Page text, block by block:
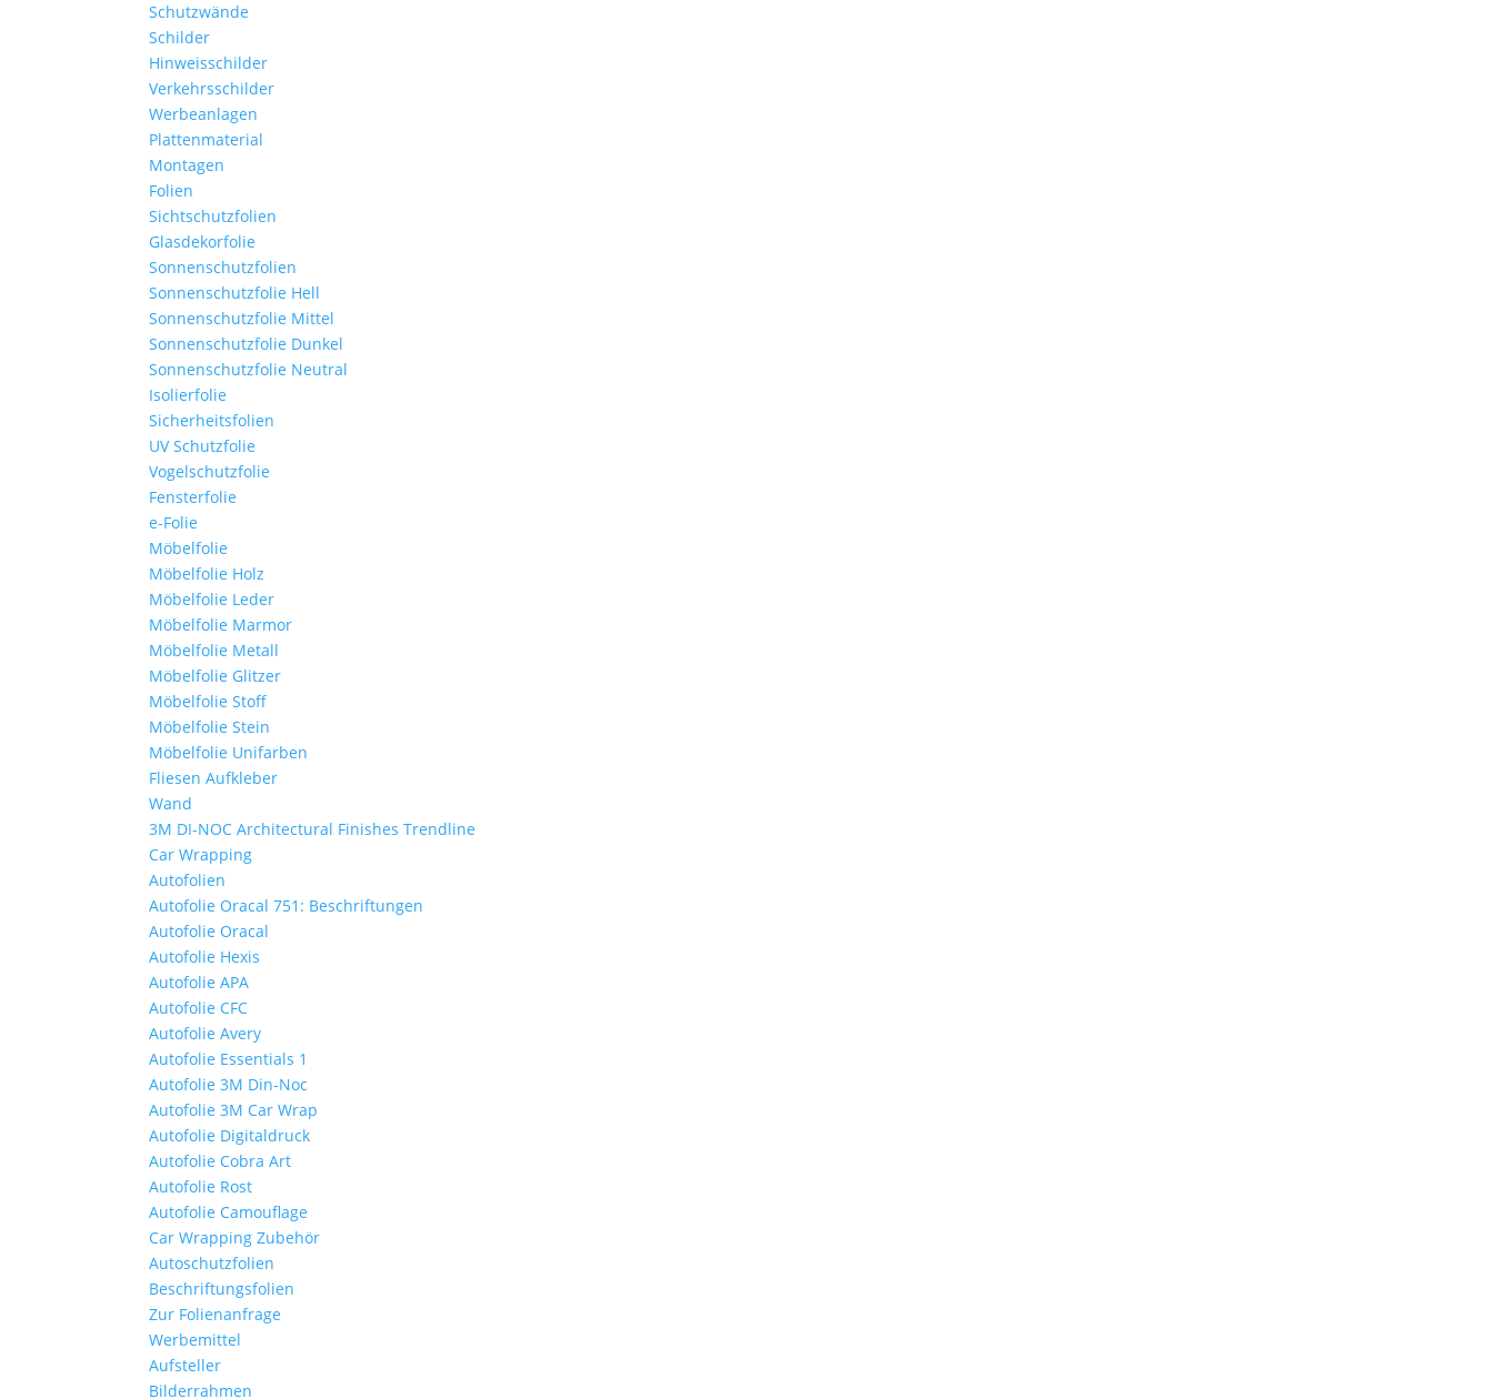
Schutzwände
Schilder
Hinweisschilder
Verkehrsschilder
Werbeanlagen
Plattenmaterial
Montagen
Folien
Sichtschutzfolien
Glasdekorfolie
Sonnenschutzfolien
Sonnenschutzfolie Hell
Sonnenschutzfolie Mittel
Sonnenschutzfolie Dunkel
Sonnenschutzfolie Neutral
Isolierfolie
Sicherheitsfolien
UV Schutzfolie
Vogelschutzfolie
Fensterfolie
e-Folie
Möbelfolie
Möbelfolie Holz
Möbelfolie Leder
Möbelfolie Marmor
Möbelfolie Metall
Möbelfolie Glitzer
Möbelfolie Stoff
Möbelfolie Stein
Möbelfolie Unifarben
Fliesen Aufkleber
Wand
3M DI-NOC Architectural Finishes Trendline
Car Wrapping
Autofolien
Autofolie Oracal 751: Beschriftungen
Autofolie Oracal
Autofolie Hexis
Autofolie APA
Autofolie CFC
Autofolie Avery
Autofolie Essentials 1
Autofolie 3M Din-Noc
Autofolie 3M Car Wrap
Autofolie Digitaldruck
Autofolie Cobra Art
Autofolie Rost
Autofolie Camouflage
Car Wrapping Zubehör
Autoschutzfolien
Beschriftungsfolien
Zur Folienanfrage
Werbemittel
Aufsteller
Bilderrahmen